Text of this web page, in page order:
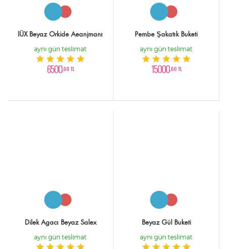
lÜX Beyaz Orkide Aeanjmanı
aynı gün teslimat
6500,00 TL
Pembe Şakatık Buketi
aynı gün teslimat
15000,00 TL
Dilek Agacı Beyaz Salex
aynı gün teslimat
Beyaz Gül Buketi
aynı gün teslimat